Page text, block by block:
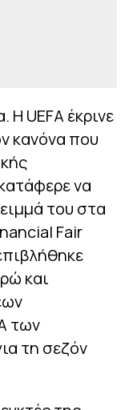
Η UEFA έκρινε
κανόνα που
να
του στα
Fair
και
των
τη σεζόν